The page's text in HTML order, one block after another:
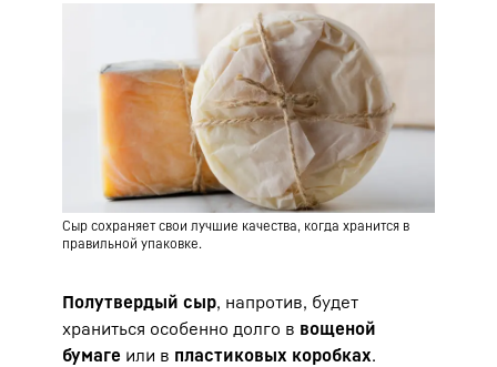
Сыр сохраняет свои лучшие качества, когда хранится в
правильной упаковке.
Полутвердый сыр, напротив, будет
храниться особенно долго в вощеной
бумаге или в пластиковых коробках.